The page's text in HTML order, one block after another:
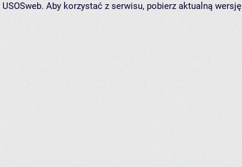
Aby korzystać z serwisu, pobierz aktualną wersję